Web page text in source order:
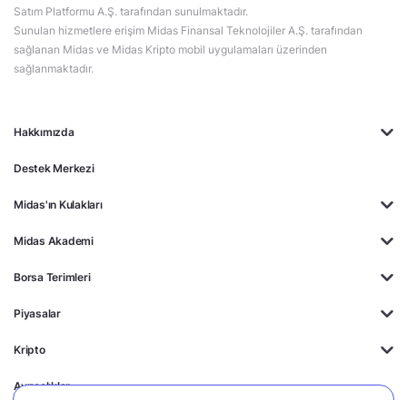
Hakkımızda
Destek Merkezi
Midas'ın Kulakları
Midas Akademi
Borsa Terimleri
Piyasalar
Kripto
Ayrıcalıklar
Satım Platformu A.Ş. tarafından sunulmaktadır.
Sunulan hizmetlere erişim Midas Finansal Teknolojiler A.Ş. tarafından
sağlanan Midas ve Midas Kripto mobil uygulamaları üzerinden
sağlanmaktadır.